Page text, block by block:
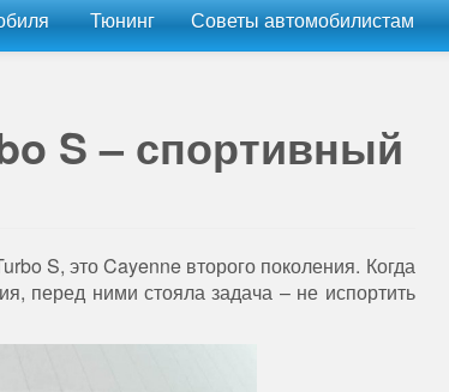
Тюнинг Советы автомобилистам
S – спортивный
S, это Cayenne второго поколения. Когда
перед ними стояла задача – не испортить